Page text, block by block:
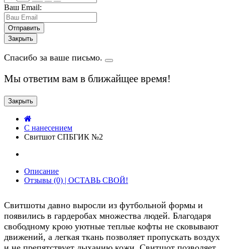
Ваш Email:
Закрыть
Спасибо за ваше письмо.
Мы ответим вам в ближайщее время!
Закрыть
C нанесением
Свитшот СПБГИК №2
Описание
Отзывы (0) | ОСТАВЬ СВОЙ!
Свитшоты давно выросли из футбольной формы и
появились в гардеробах множества людей. Благодаря
свободному крою уютные теплые кофты не сковывают
движений, а легкая ткань позволяет пропускать воздух